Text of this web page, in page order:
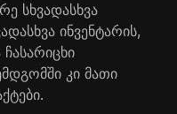
სხვადასხვა
ინვენტარის,
კი მათი